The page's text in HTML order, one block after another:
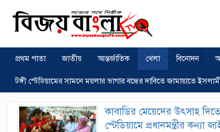
প্রথম পাতা জাতীয় আন্তর্জাতিক খেলা বিনোদন
টঙ্গী স্টেডিয়ামের সামনে ময়লার ভাগার বন্ধের দাবিতে জামায়াতে
কাবাডির মেয়েদের উৎসাহ দিতে
স্টেডিয়ামে প্রধানমন্ত্রীর কন্যা